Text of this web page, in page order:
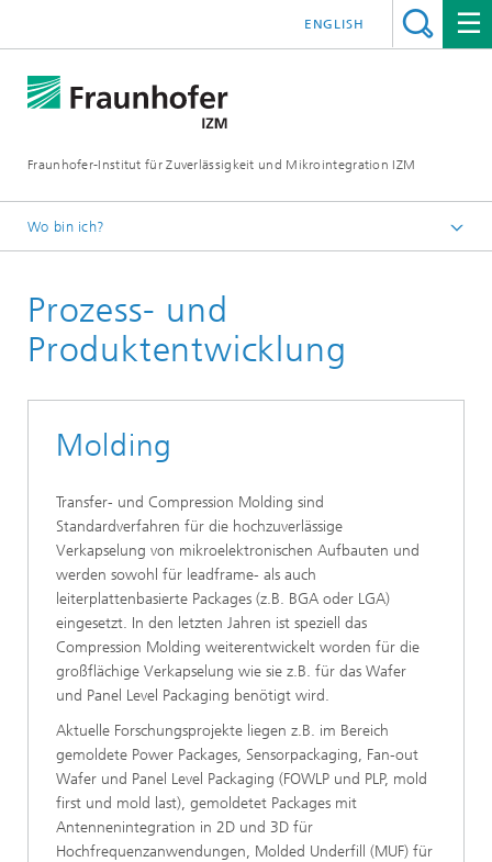
Fraunhofer-Institut für Zuverlässigkeit und Mikrointegration IZM
ENGLISH
Wo bin ich?
System Integration & Interconnection Technologies
Prozess- und
Produktentwicklung
Molding
Transfer- und Compression Molding sind
Standardverfahren für die hochzuverlässige
Verkapselung von mikroelektronischen Aufbauten und
werden sowohl für leadframe- als auch
leiterplattenbasierte Packages (z.B. BGA oder LGA)
eingesetzt. In den letzten Jahren ist speziell das
Compression Molding weiterentwickelt worden für die
großflächige Verkapselung wie sie z.B. für das Wafer
und Panel Level Packaging benötigt wird.
Aktuelle Forschungsprojekte liegen z.B. im Bereich
gemoldete Power Packages, Sensorpackaging, Fan-out
Wafer und Panel Level Packaging (FOWLP und PLP, mold
first und mold last), gemoldetet Packages mit
Antennenintegration in 2D und 3D für
Hochfrequenzanwendungen, Molded Underfill (MUF) für